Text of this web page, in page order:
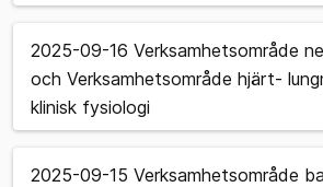
2025-09-16 Verksamhetsområde
och Verksamhetsområde hjärt-
klinisk fysiologi
2025-09-15 Verksamhetsområde